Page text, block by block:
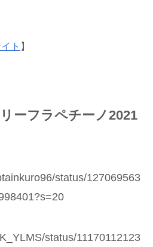
ト 】
ーフラペチーノ2021
status/127069563
status/11170112123